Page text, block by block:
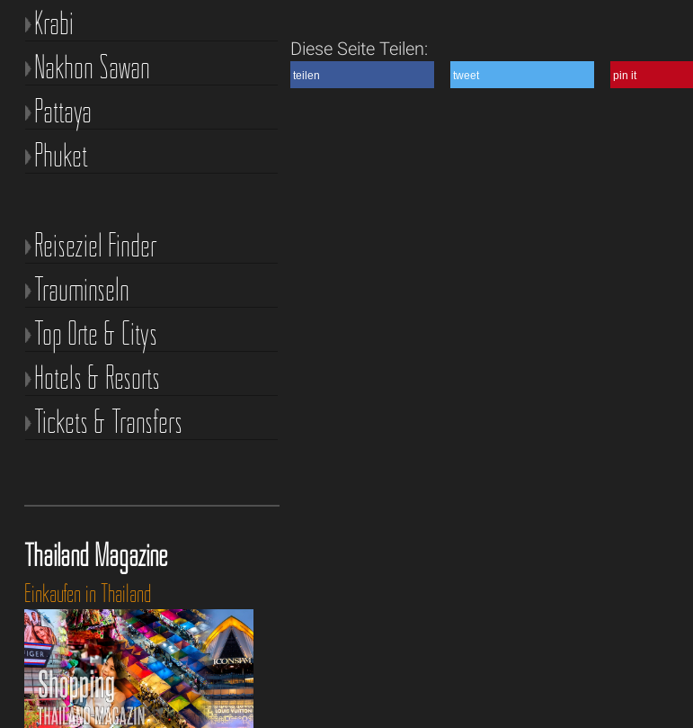
Diese Seite Teilen:
teilen tweet pin it
Krabi
Nakhon Sawan
Pattaya
Phuket
Reiseziel Finder
Trauminseln
Top Orte & Citys
Hotels & Resorts
Tickets & Transfers
Thailand Magazine
Einkaufen in Thailand